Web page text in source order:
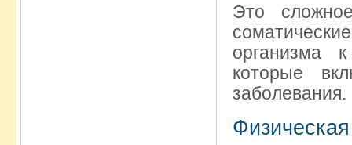
Это
организма
которые
заболевания.